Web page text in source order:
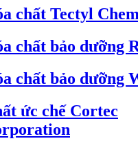
chất Tectyl
chất bảo dưỡng
chất bảo dưỡng
ức chế Cortec